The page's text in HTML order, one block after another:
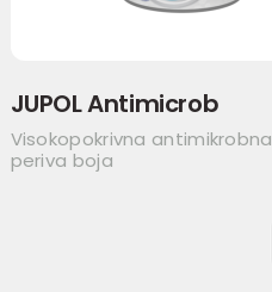
JUPOL Antimicrob
Visokopokrivna antimikrobna
periva boja